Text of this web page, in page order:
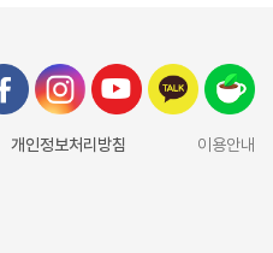
개인정보처리방침
이용안내